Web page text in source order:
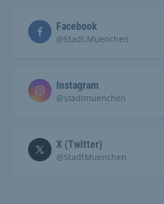
Facebook
@Stadt.Muenchen
Instagram
@stadtmuenchen
X (Twitter)
@StadtMuenchen